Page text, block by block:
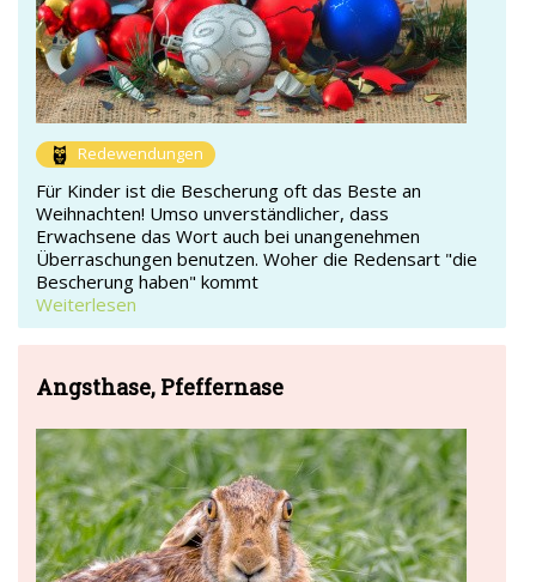
Redewendungen
Für Kinder ist die Bescherung oft das Beste an
Weihnachten! Umso unverständlicher, dass
Erwachsene das Wort auch bei unangenehmen
Überraschungen benutzen. Woher die Redensart "die
Bescherung haben" kommt
Weiterlesen
Angsthase, Pfeffernase